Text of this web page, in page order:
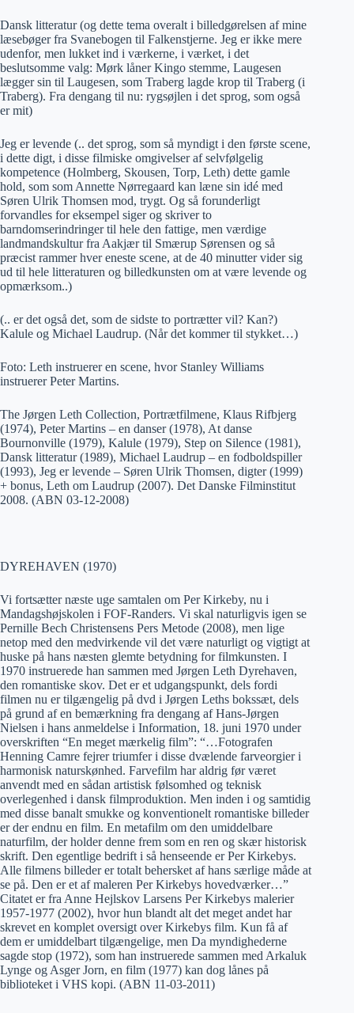
Dansk litteratur (og dette tema overalt i billedgørelsen af mine
læsebøger fra Svanebogen til Falkenstjerne. Jeg er ikke mere
udenfor, men lukket ind i værkerne, i værket, i det
beslutsomme valg: Mørk låner Kingo stemme, Laugesen
lægger sin til Laugesen, som Traberg lagde krop til Traberg (i
Traberg). Fra dengang til nu: rygsøjlen i det sprog, som også
er mit)
Jeg er levende (.. det sprog, som så myndigt i den første scene,
i dette digt, i disse filmiske omgivelser af selvfølgelig
kompetence (Holmberg, Skousen, Torp, Leth) dette gamle
hold, som som Annette Nørregaard kan læne sin idé med
Søren Ulrik Thomsen mod, trygt. Og så forunderligt
forvandles for eksempel siger og skriver to
barndomserindringer til hele den fattige, men værdige
landmandskultur fra Aakjær til Smærup Sørensen og så
præcist rammer hver eneste scene, at de 40 minutter vider sig
ud til hele litteraturen og billedkunsten om at være levende og
opmærksom..)
(.. er det også det, som de sidste to portrætter vil? Kan?)
Kalule og Michael Laudrup. (Når det kommer til stykket…)
Foto: Leth instruerer en scene, hvor Stanley Williams
instruerer Peter Martins.
The Jørgen Leth Collection, Portrætfilmene, Klaus Rifbjerg
(1974), Peter Martins – en danser (1978), At danse
Bournonville (1979), Kalule (1979), Step on Silence (1981),
Dansk litteratur (1989), Michael Laudrup – en fodboldspiller
(1993), Jeg er levende – Søren Ulrik Thomsen, digter (1999)
+ bonus, Leth om Laudrup (2007). Det Danske Filminstitut
2008. (ABN 03-12-2008)
DYREHAVEN (1970)
Vi fortsætter næste uge samtalen om Per Kirkeby, nu i
Mandagshøjskolen i FOF-Randers. Vi skal naturligvis igen se
Pernille Bech Christensens Pers Metode (2008), men lige
netop med den medvirkende vil det være naturligt og vigtigt at
huske på hans næsten glemte betydning for filmkunsten. I
1970 instruerede han sammen med Jørgen Leth Dyrehaven,
den romantiske skov. Det er et udgangspunkt, dels fordi
filmen nu er tilgængelig på dvd i Jørgen Leths bokssæt, dels
på grund af en bemærkning fra dengang af Hans-Jørgen
Nielsen i hans anmeldelse i Information, 18. juni 1970 under
overskriften “En meget mærkelig film”: “…Fotografen
Henning Camre fejrer triumfer i disse dvælende farveorgier i
harmonisk naturskønhed. Farvefilm har aldrig før været
anvendt med en sådan artistisk følsomhed og teknisk
overlegenhed i dansk filmproduktion. Men inden i og samtidig
med disse banalt smukke og konventionelt romantiske billeder
er der endnu en film. En metafilm om den umiddelbare
naturfilm, der holder denne frem som en ren og skær historisk
skrift. Den egentlige bedrift i så henseende er Per Kirkebys.
Alle filmens billeder er totalt behersket af hans særlige måde at
se på. Den er et af maleren Per Kirkebys hovedværker…”
Citatet er fra Anne Hejlskov Larsens Per Kirkebys malerier
1957-1977 (2002), hvor hun blandt alt det meget andet har
skrevet en komplet oversigt over Kirkebys film. Kun få af
dem er umiddelbart tilgængelige, men Da myndighederne
sagde stop (1972), som han instruerede sammen med Arkaluk
Lynge og Asger Jorn, en film (1977) kan dog lånes på
biblioteket i VHS kopi. (ABN 11-03-2011)